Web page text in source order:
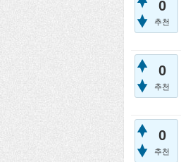
0
추천
0
추천
0
추천